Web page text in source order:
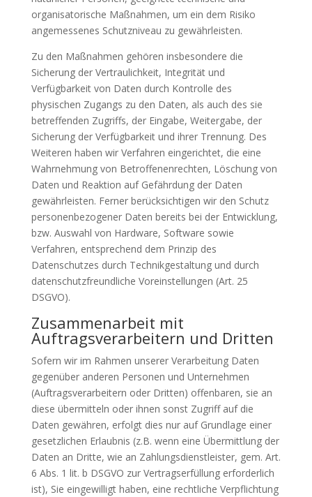
organisatorische Maßnahmen, um ein dem Risiko
angemessenes Schutzniveau zu gewährleisten.
Zu den Maßnahmen gehören insbesondere die
Sicherung der Vertraulichkeit, Integrität und
Verfügbarkeit von Daten durch Kontrolle des
physischen Zugangs zu den Daten, als auch des sie
betreffenden Zugriffs, der Eingabe, Weitergabe, der
Sicherung der Verfügbarkeit und ihrer Trennung. Des
Weiteren haben wir Verfahren eingerichtet, die eine
Wahrnehmung von Betroffenenrechten, Löschung von
Daten und Reaktion auf Gefährdung der Daten
gewährleisten. Ferner berücksichtigen wir den Schutz
personenbezogener Daten bereits bei der Entwicklung,
bzw. Auswahl von Hardware, Software sowie
Verfahren, entsprechend dem Prinzip des
Datenschutzes durch Technikgestaltung und durch
datenschutzfreundliche Voreinstellungen (Art. 25
DSGVO).
Zusammenarbeit mit
Auftragsverarbeitern und Dritten
Sofern wir im Rahmen unserer Verarbeitung Daten
gegenüber anderen Personen und Unternehmen
(Auftragsverarbeitern oder Dritten) offenbaren, sie an
diese übermitteln oder ihnen sonst Zugriff auf die
Daten gewähren, erfolgt dies nur auf Grundlage einer
gesetzlichen Erlaubnis (z.B. wenn eine Übermittlung der
Daten an Dritte, wie an Zahlungsdienstleister, gem. Art.
6 Abs. 1 lit. b DSGVO zur Vertragserfüllung erforderlich
ist), Sie eingewilligt haben, eine rechtliche Verpflichtung